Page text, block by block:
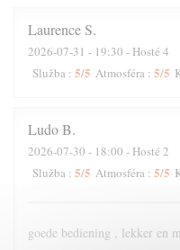
Laurence S
2026-07-31 - 19:30 - Hosté 4
Služba : 5/5 Atmosféra : 5/5
LudoB
2026-07-30 - 18:00 - Hosté 2
Služba : 5/5 Atmosféra : 5/5
goede bediening , lekker en